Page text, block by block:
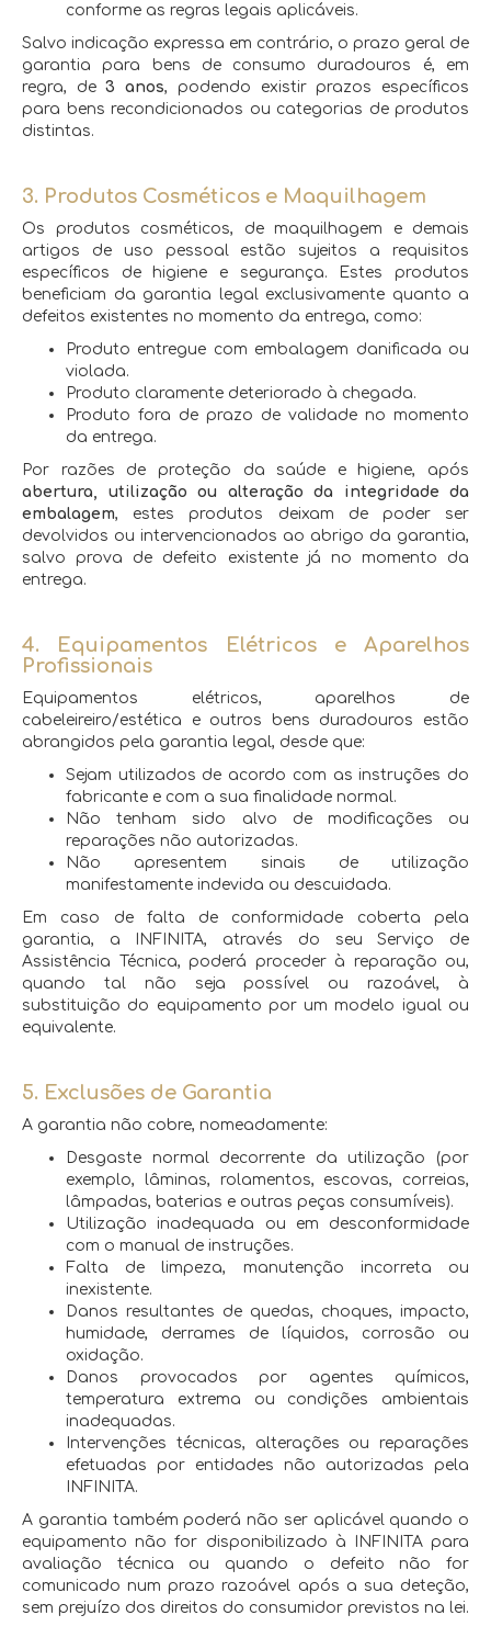
conforme as regras legais aplicáveis.
Salvo indicação expressa em contrário, o prazo geral de
garantia para bens de consumo duradouros é, em
regra, de3 anos, podendo existir prazos específicos
para bens recondicionados ou categorias de produtos
distintas.
3. Produtos Cosméticos e Maquilhagem
Os produtos cosméticos, de maquilhagem e demais
artigos de uso pessoal estão sujeitos a requisitos
específicos de higiene e segurança. Estes produtos
beneficiam da garantia legal exclusivamente quanto a
defeitos existentes no momento da entrega, como:
Produto entregue com embalagem danificada ou
violada.
Produto claramente deteriorado à chegada.
Produto fora de prazo de validade no momento
da entrega.
Por razões de proteção da saúde e higiene, após
abertura, utilização ou alteração da integridade da
embalagem, estes produtos deixam de poder ser
devolvidos ou intervencionados ao abrigo da garantia,
salvo prova de defeito existente já no momento da
entrega.
4. Equipamentos Elétricos e Aparelhos
Profissionais
Equipamentos elétricos, aparelhos de
cabeleireiro/estética e outros bens duradouros estão
abrangidos pela garantia legal, desde que:
Sejam utilizados de acordo com as instruções do
fabricante e com a sua finalidade normal.
Não tenham sido alvo de modificações ou
reparações não autorizadas.
Não apresentem sinais de utilização
manifestamente indevida ou descuidada.
Em caso de falta de conformidade coberta pela
garantia, a INFINITA, através do seu Serviço de
Assistência Técnica, poderá proceder à reparação ou,
quando tal não seja possível ou razoável, à
substituição do equipamento por um modelo igual ou
equivalente.
5. Exclusões de Garantia
A garantia não cobre, nomeadamente:
Desgaste normal decorrente da utilização (por
exemplo, lâminas, rolamentos, escovas, correias,
lâmpadas, baterias e outras peças consumíveis).
Utilização inadequada ou em desconformidade
com o manual de instruções.
Falta de limpeza, manutenção incorreta ou
inexistente.
Danos resultantes de quedas, choques, impacto,
humidade, derrames de líquidos, corrosão ou
oxidação.
Danos provocados por agentes químicos,
temperatura extrema ou condições ambientais
inadequadas.
Intervenções técnicas, alterações ou reparações
efetuadas por entidades não autorizadas pela
INFINITA.
A garantia também poderá não ser aplicável quando o
equipamento não for disponibilizado à INFINITA para
avaliação técnica ou quando o defeito não for
comunicado num prazo razoável após a sua deteção,
sem prejuízo dos direitos do consumidor previstos na lei.